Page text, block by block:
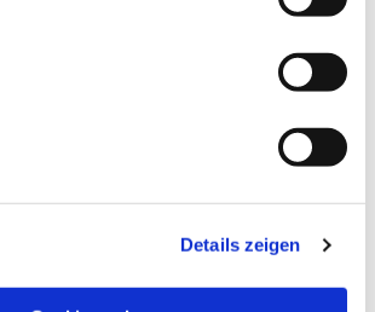
Details zeigen